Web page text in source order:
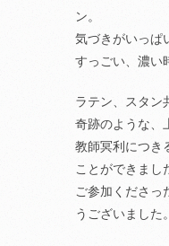
ン。
気づきがいっぱ
すっごい、濃い
ラテン、スタン
奇跡のような、
教師冥利につき
ことができまし
ご参加くださっ
うございました。